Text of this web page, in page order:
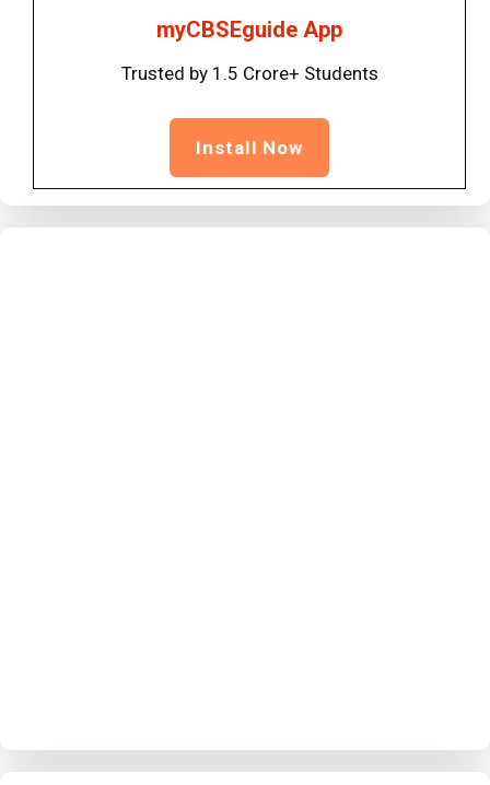
myCBSEguide App
Trusted by 1.5 Crore+ Students
Install Now